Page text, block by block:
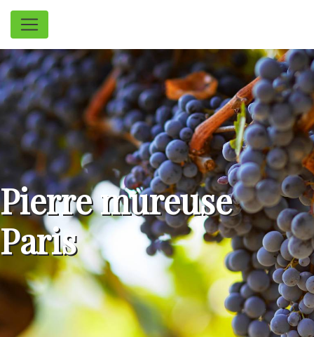
Panneau de gestion des cookies
Pierre mureuse
Paris